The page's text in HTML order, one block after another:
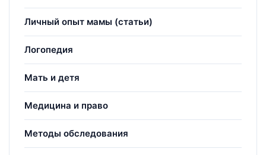
Личный опыт мамы (статьи)
Логопедия
Мать и детя
Медицина и право
Методы обследования